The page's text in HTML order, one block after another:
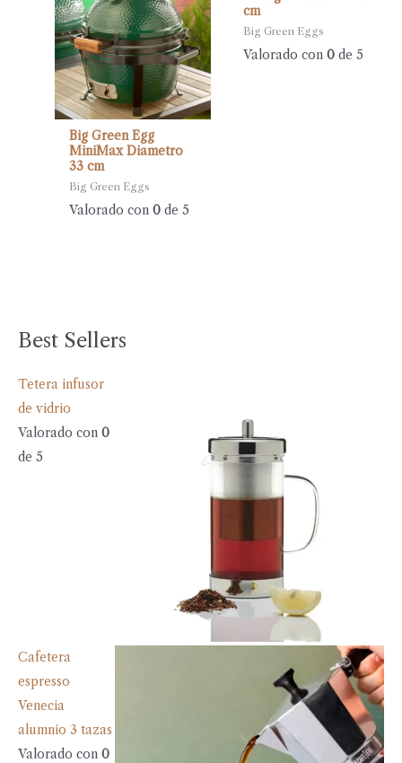
Big Green Egg
MiniMax Diametro
33 cm
Big Green Eggs
Valorado con0 de 5
cm
Big Green Eggs
Valorado con 0de 5
Best Sellers
Tetera infusor
de vidrio
Valorado con 0
de 5
Cafetera
espresso
Venecia
alumnio 3 tazas
Valorado con 0